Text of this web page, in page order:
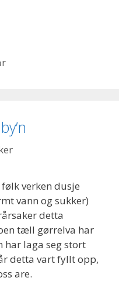
verken dusje
vann og sukker)
detta
tæll gørrelva har
har laga seg stort
detta vart fyllt opp,
are.